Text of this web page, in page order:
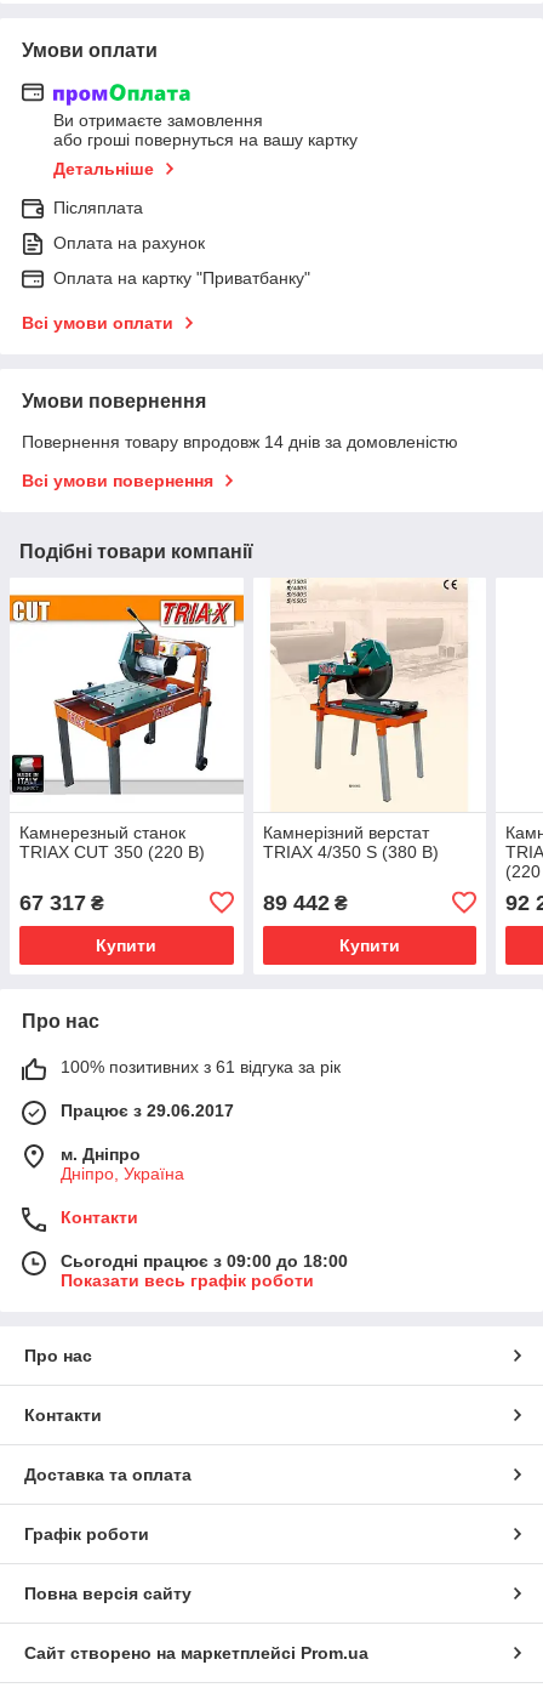
Умови оплати
Ви отримаєте замовлення
або гроші повернуться на вашу картку
Детальніше
Післяплата
Оплата на рахунок
Оплата на картку "Приватбанку"
Всі умови оплати
Умови повернення
Повернення товару впродовж 14 днів за домовленістю
Всі умови повернення
Подібні товари компанії
Камнерезный станок
TRIAX CUT 350 (220 В)
67 317 ₴
Купити
Камнерізний верстат
TRIAX 4/350 S (380 В)
89 442₴
Купити
92
Про нас
100% позитивних з 61 відгука за рік
Працює з 29.06.2017
м. Дніпро
Дніпро, Україна
Контакти
Сьогодні працює з 09:00 до 18:00
Показати весь графік роботи
Про нас
Контакти
Доставка та оплата
Графік роботи
Повна версія сайту
Сайт створено на маркетплейсі Prom.ua